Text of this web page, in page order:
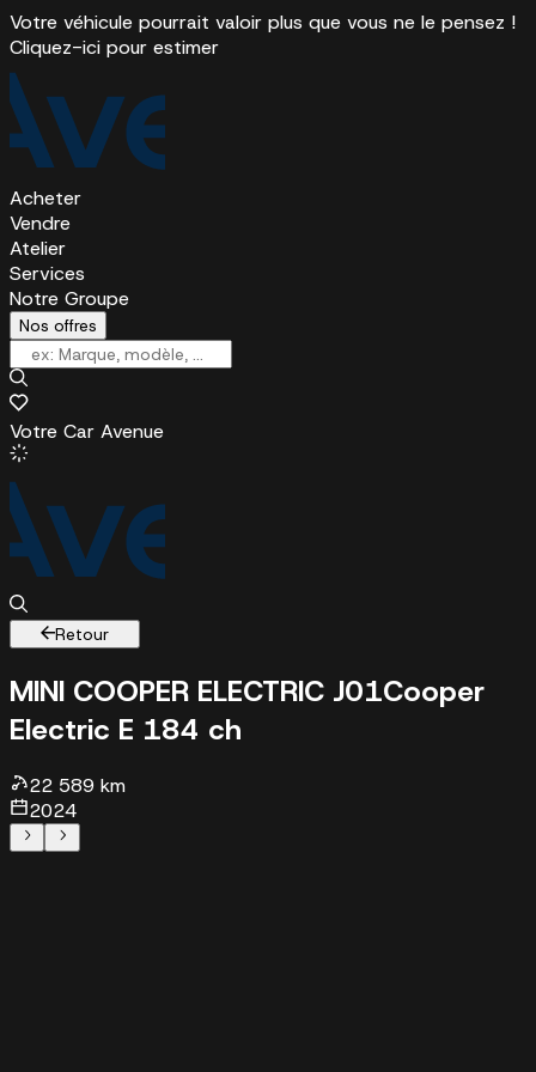
Votre véhicule pourrait valoir plus que vous ne le pensez !
Cliquez-ici pour estimer
Acheter
Vendre
Atelier
Services
Notre Groupe
Nos offres
Votre Car Avenue
Retour
MINI COOPER ELECTRIC J01Cooper
Electric E 184 ch
22 589 km
2024